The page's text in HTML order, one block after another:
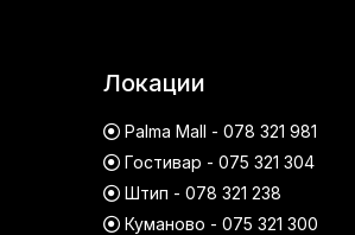
Локации
Palma Mall - 078 321 981
Гостивар - 075 321 304
Штип - 078 321 238
Куманово - 075 321 300